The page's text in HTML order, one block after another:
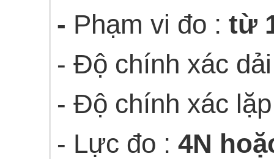
- Phạm vi đo : từ
- Độ chính xác
- Độ chính xác
- Lực đo : 4N